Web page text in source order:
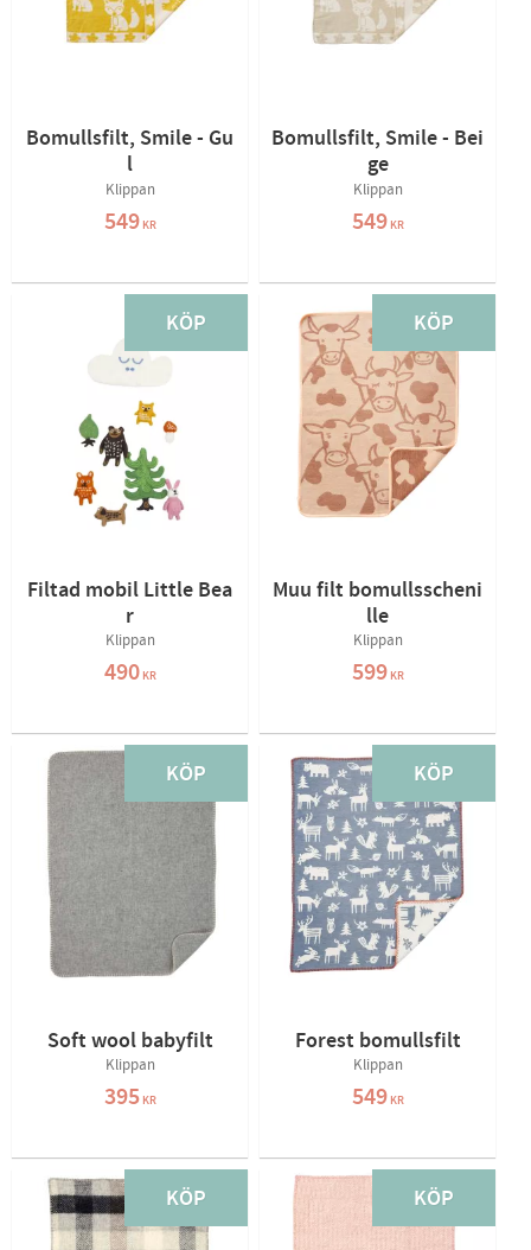
Bomullsfilt, Smile - Gu
l
Klippan
549KR
Bomullsfilt, Smile - Bei
ge
Klippan
549KR
Filtad mobil Little Bea
r
Klippan
490KR
KÖP
Muu filt bomullsscheni
lle
Klippan
599KR
KÖP
Soft wool babyfilt
Klippan
395KR
KÖP
Forest bomullsfilt
Klippan
549KR
KÖP
KÖP KÖP